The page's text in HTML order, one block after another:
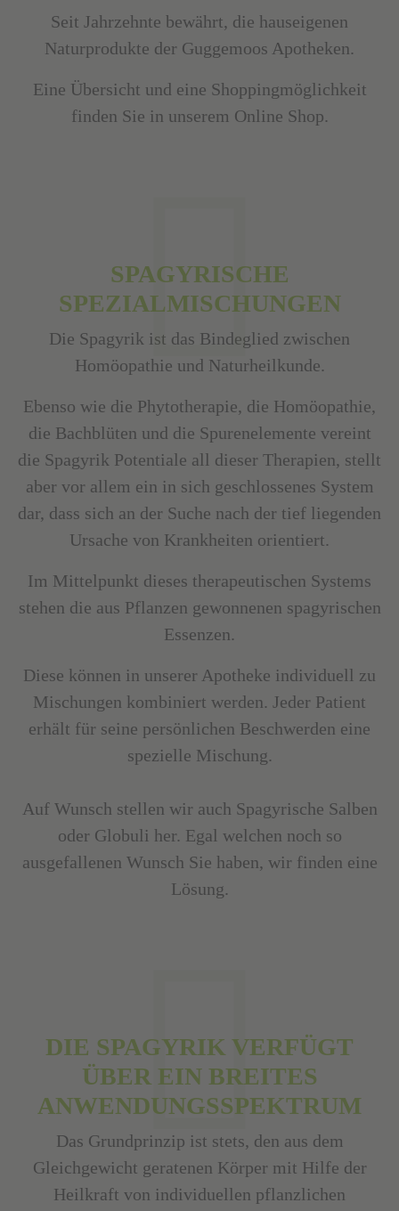
Seit Jahrzehnte bewährt, die hauseigenen
Naturprodukte der Guggemoos Apotheken.
Eine Übersicht und eine Shoppingmöglichkeit
finden Sie in unserem Online Shop.
SPAGYRISCHE
SPEZIALMISCHUNGEN
Die Spagyrik ist das Bindeglied zwischen
Homöopathie und Naturheilkunde.
Ebenso wie die Phytotherapie, die Homöopathie,
die Bachblüten und die Spurenelemente vereint
die Spagyrik Potentiale all dieser Therapien, stellt
aber vor allem ein in sich geschlossenes System
dar, dass sich an der Suche nach der tief liegenden
Ursache von Krankheiten orientiert.
Im Mittelpunkt dieses therapeutischen Systems
stehen die aus Pflanzen gewonnenen spagyrischen
Essenzen.
Diese können in unserer Apotheke individuell zu
Mischungen kombiniert werden. Jeder Patient
erhält für seine persönlichen Beschwerden eine
spezielle Mischung.
Auf Wunsch stellen wir auch Spagyrische Salben
oder Globuli her. Egal welchen noch so
ausgefallenen Wunsch Sie haben, wir finden eine
Lösung.
DIE SPAGYRIK VERFÜGT
ÜBER EIN BREITES
ANWENDUNGSSPEKTRUM
Das Grundprinzip ist stets, den aus dem
Gleichgewicht geratenen Körper mit Hilfe der
Heilkraft von individuellen pflanzlichen